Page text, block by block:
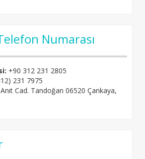
Numarası
+90 312 231 2805
231 7975
Cad. Tandoğan 06520 Çankaya,